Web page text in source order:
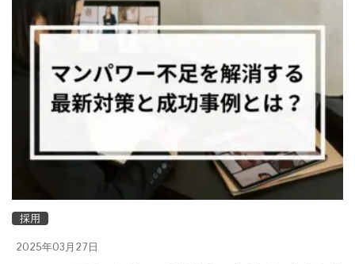
採用
2025年03月27日